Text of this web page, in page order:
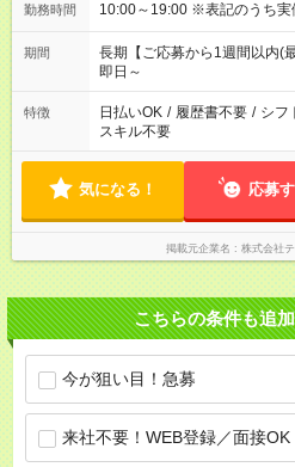
勤務時間 10:00～19:00 ※表記の
期間
長期【ご応募から1週間以内(
即日～
特徴 日払いOK / 履歴書不要 / シフ
スキル不要
気になる！ 応募
掲載元企業名 株式会社
こちらの条件も追
今が狙い目！急募
来社不要！WEB登録／面接OK